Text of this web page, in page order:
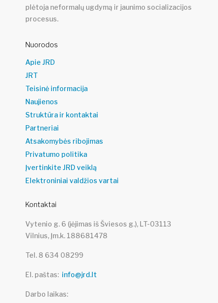
plėtoja neformalų ugdymą ir jaunimo socializacijos
procesus.
Nuorodos
Apie JRD
JRT
Teisinė informacija
Naujienos
Struktūra ir kontaktai
Partneriai
Atsakomybės ribojimas
Privatumo politika
Įvertinkite JRD veiklą
Elektroniniai valdžios vartai
Kontaktai
Vytenio g. 6 (įėjimas iš Šviesos g.), LT-03113
Vilnius, Įm.k. 188681478
Tel. 8 634 08299
El. paštas info@jrd.lt
Darbo laikas